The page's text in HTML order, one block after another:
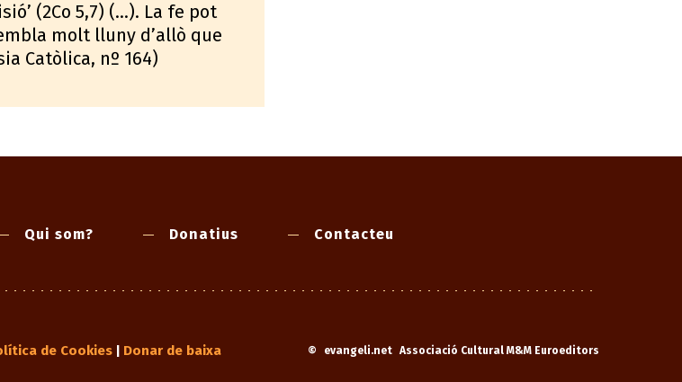
(2Co 5,7) (...). La fe pot
molt lluny d’allò que
Catòlica, nº 164)
Qui som? Donatius Contacteu
© evangeli.net Associació Cultural M&M Euroeditors
de Cookies Donar de baixa